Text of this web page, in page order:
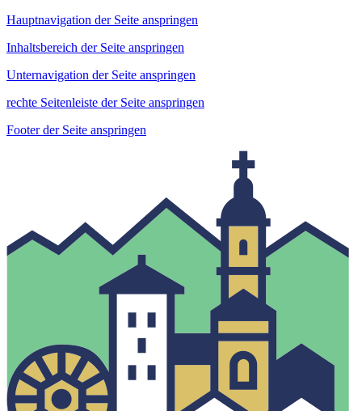
Hauptnavigation der Seite anspringen
Inhaltsbereich der Seite anspringen
Unternavigation der Seite anspringen
rechte Seitenleiste der Seite anspringen
Footer der Seite anspringen